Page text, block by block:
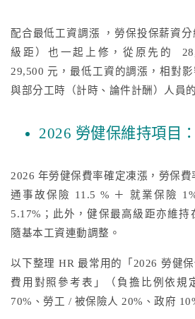
配合最低工資調漲 ，勞保投保薪資
級距）也一起上修，從原先的
29,500 元，最低工資的調漲，相對
與部分工時（計時、論件計酬）人員
2026 勞健保維持項目：
2026 年勞健保費率確定凍漲，勞保
通事故保險 11.5 % ＋ 就業保險
5.17%；此外，健保最高級距亦維持
隨基本工資連動調整。
以下整理 HR 最常用的「2026 勞健
費用對照參考表」（負擔比例依規
70%、勞工 / 被保險人 20%、政府